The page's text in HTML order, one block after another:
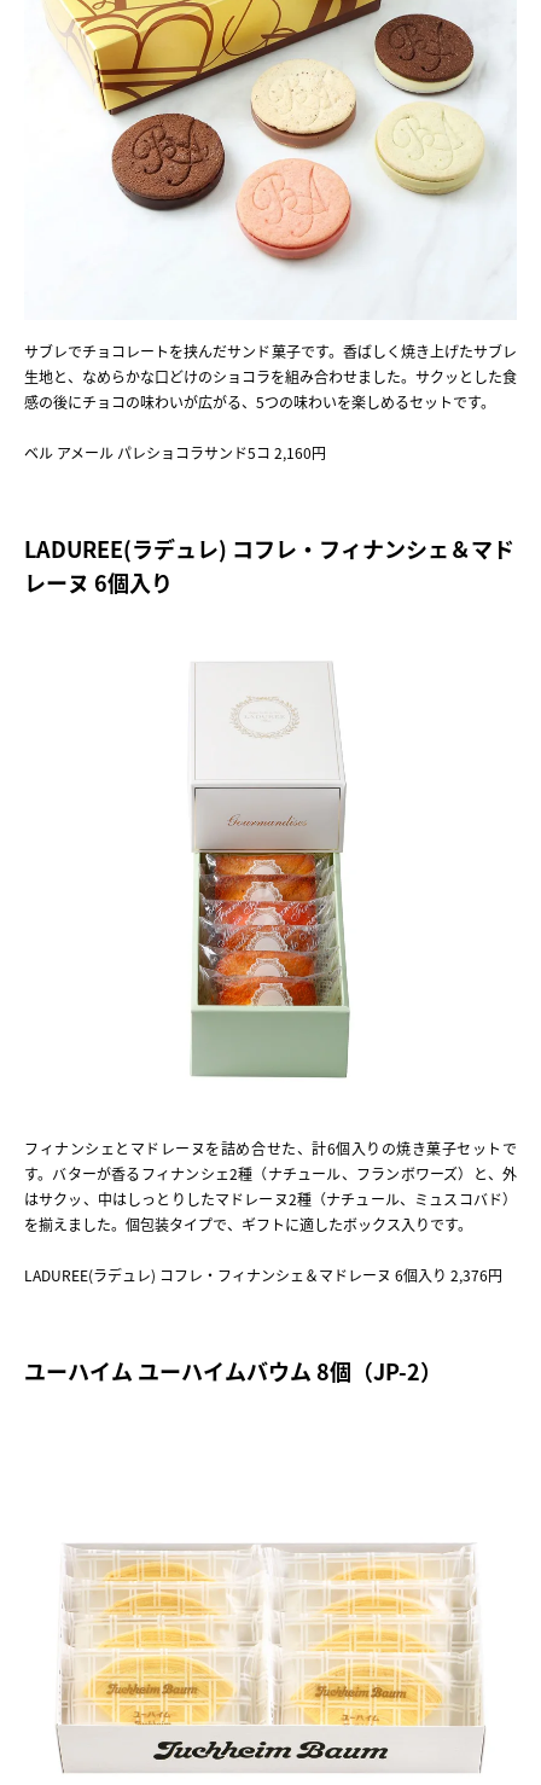
サブレでチョコレートを挟んだサンド菓子です。香ばしく焼き上げたサブレ
生地と、なめらかな口どけのショコラを組み合わせました。サクッとした食
感の後にチョコの味わいが広がる、5つの味わいを楽しめるセットです。
ベル アメール パレショコラサンド5コ 2,160円
LADUREE(ラデュレ) コフレ・フィナンシェ＆マド
レーヌ 6個入り
フィナンシェとマドレーヌを詰め合せた、計6個入りの焼き菓子セットで
す。バターが香るフィナンシェ2種（ナチュール、フランボワーズ）と、外
はサクッ、中はしっとりしたマドレーヌ2種（ナチュール、ミュスコバド）
を揃えました。個包装タイプで、ギフトに適したボックス入りです。
LADUREE(ラデュレ) コフレ・フィナンシェ＆マドレーヌ 6個入り 2,376円
ユーハイム ユーハイムバウム 8個（JP-2）